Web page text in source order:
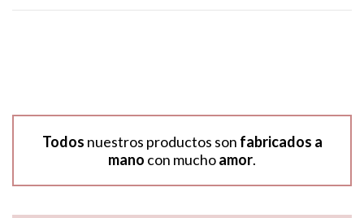
Todos nuestros productos son fabricados a
mano con muchoamor.